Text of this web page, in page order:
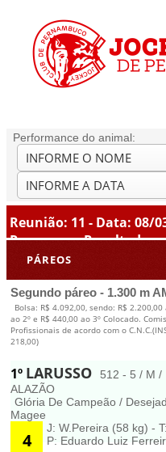
Performance do animal:
Reunião: 11 - Data: 08/
Programa-Resultados
PÁREOS
Segundo páreo - 1.300 m
Bolsa: R$ 4.092,00, sendo: R$ 2.200,00
ao 2º e R$ 440,00 ao 3º Colocado.
Profissionais de acordo com o
218,00)
1º LARUSSO
512 - 5 / M /
ALAZÃO
Glória De Campeão /
Magee
4
J: W.Pereira (58 kg) -
P: Eduardo Luiz